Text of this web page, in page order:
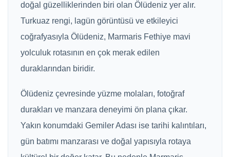
doğal güzelliklerinden biri olan Ölüdeniz yer alır.
Turkuaz rengi, lagün görüntüsü ve etkileyici
coğrafyasıyla Ölüdeniz, Marmaris Fethiye mavi
yolculuk rotasının en çok merak edilen
duraklarından biridir.
Ölüdeniz çevresinde yüzme molaları, fotoğraf
durakları ve manzara deneyimi ön plana çıkar.
Yakın konumdaki Gemiler Adası ise tarihi kalıntıları,
gün batımı manzarası ve doğal yapısıyla rotaya